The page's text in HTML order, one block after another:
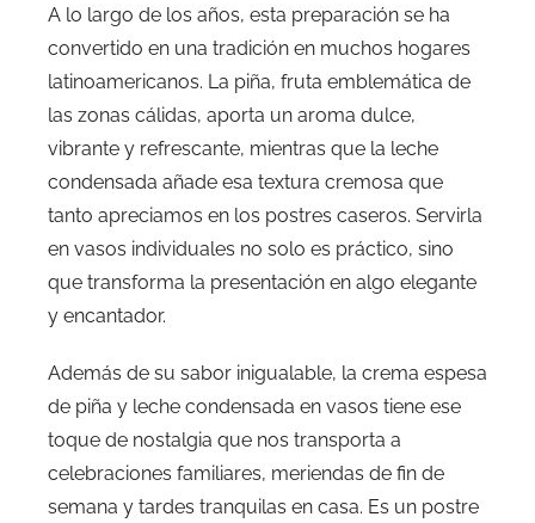
A lo largo de los años, esta preparación se ha
convertido en una tradición en muchos hogares
latinoamericanos. La piña, fruta emblemática de
las zonas cálidas, aporta un aroma dulce,
vibrante y refrescante, mientras que la leche
condensada añade esa textura cremosa que
tanto apreciamos en los postres caseros. Servirla
en vasos individuales no solo es práctico, sino
que transforma la presentación en algo elegante
y encantador.
Además de su sabor inigualable, la crema espesa
de piña y leche condensada en vasos tiene ese
toque de nostalgia que nos transporta a
celebraciones familiares, meriendas de fin de
semana y tardes tranquilas en casa. Es un postre